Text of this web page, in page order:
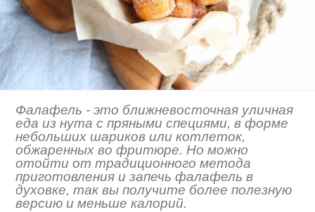
Фалафель - это ближневосточная уличная
еда из нута с пряными специями, в форме
небольших шариков или котлеток,
обжаренных во фритюре. Но можно
отойти от традиционного метода
приготовления и запечь фалафель в
духовке, так вы получите более полезную
версию и меньше калорий.